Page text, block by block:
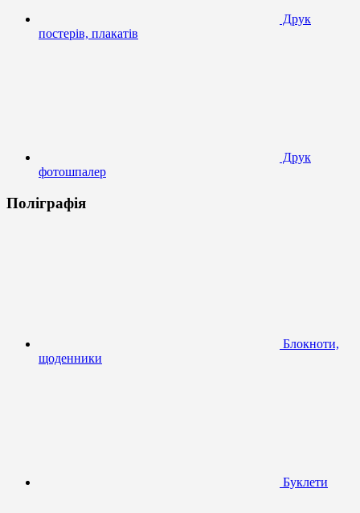
Друк
постерів, плакатів
Друк
фотошпалер
Поліграфія
Блокноти,
щоденники
Буклети